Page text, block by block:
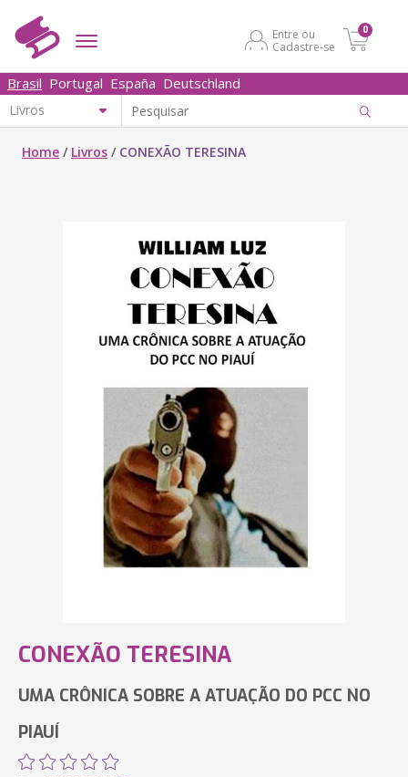
Entre ou
Cadastre-se
0
Brasil Portugal España Deutschland
Home / Livros / CONEXÃO TERESINA
CONEXÃO TERESINA
UMA CRÔNICA SOBRE A ATUAÇÃO DO PCC NO
PIAUÍ